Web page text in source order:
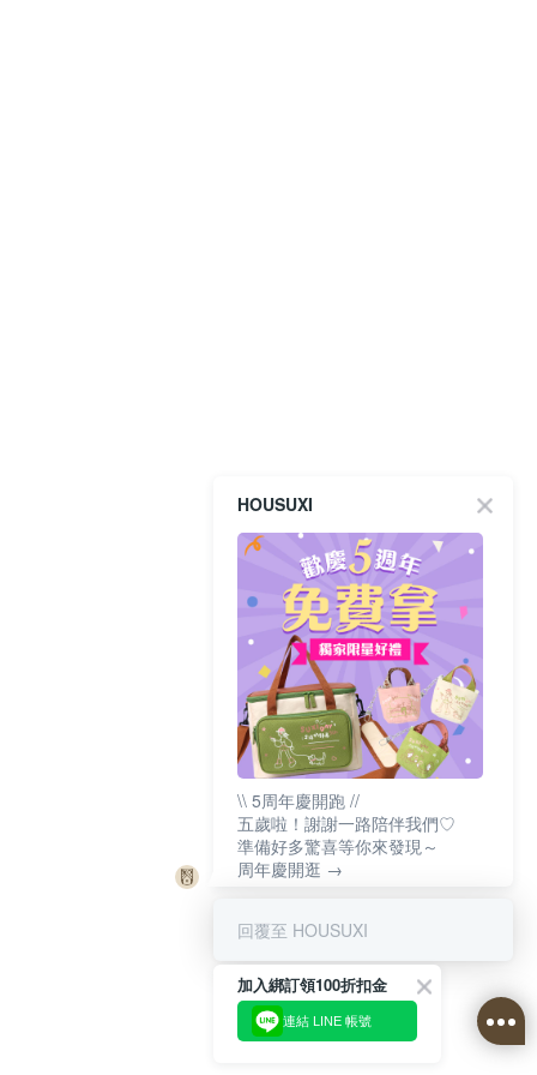
HOUSUXI
\\ 5周年慶開跑 //
五歲啦！謝謝一路陪伴我們♡
準備好多驚喜等你來發現～
周年慶開逛 →
回覆至 HOUSUXI
加入綁訂領100折扣金
連結 LINE 帳號